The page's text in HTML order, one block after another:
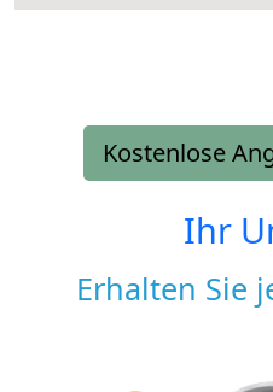
Kostenlose
Ihr
Erhalten Sie